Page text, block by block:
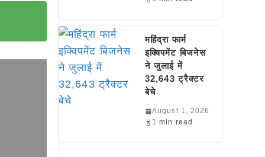
महिंद्रा फार्म
इक्विपमेंट बिजनेस
ने जुलाई में
32,643 ट्रैक्टर
बेचे
August 1, 2026
1 min read